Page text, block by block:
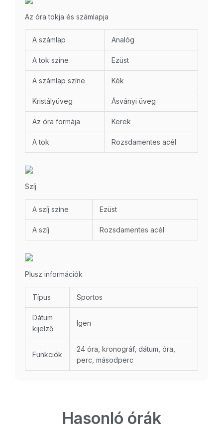
Az óra tokja és számlapja
A számlap Analóg
A tok színe Ezüst
A számlap színe Kék
Kristályüveg Ásványi üveg
Az óra formája Kerek
A tok Rozsdamentes acél
Szíj
A szíj színe Ezüst
A szíj Rozsdamentes acél
Plusz információk
Típus Sportos
Dátum
kijelző
Igen
Funkciók
24 óra, kronográf, dátum, óra,
perc, másodperc
Hasonló órák